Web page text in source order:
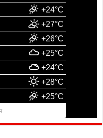
+24°C
+27°C
+26°C
+25°C
+24°C
+28°C
+25°C